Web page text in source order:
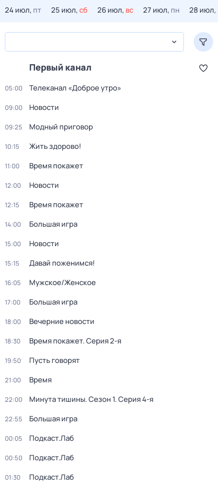
24 июл, пт 25 июл,сб 26 июл, вс 27 июл, пн 28 июл,
Первый канал
05:00 Телеканал «Доброе утро»
09:00 Новости
09:25 Модный приговор
10:15 Жить здорово!
11:00 Время покажет
12:00 Новости
12:15 Время покажет
14:00 Большая игра
15:00 Новости
15:15 Давай поженимся!
16:05 Мужское/Женское
17:00 Большая игра
18:00 Вечерние новости
18:30 Время покажет. Серия 2-я
19:50 Пусть говорят
21:00 Время
22:00 Минута тишины. Сезон 1. Серия 4-я
22:55 Большая игра
00:05 Подкаст.Лаб
00:50 Подкаст.Лаб
01:30 Подкаст.Лаб